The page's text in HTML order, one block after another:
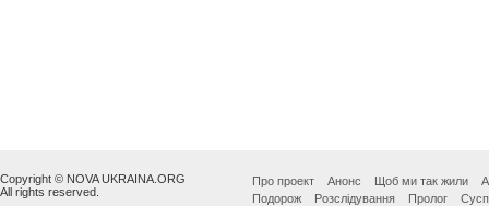
Copyright © NOVA UKRAINA.ORG
All rights reserved.
Про проект Анонс Щоб ми так жили
Подорож
Розслідування Пролог